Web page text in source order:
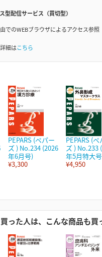
型配信サービス（買切型）
でのWEBブラウザによるアクセス参照
細はこちら
PEPARS (ペパー
ズ ) No.234 (2026
年6月号)
¥3,300
PEPARS (ペ
ズ ) No.233
年5月特大
¥4,950
った人は、こんな商品も買